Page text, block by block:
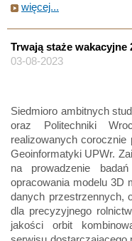
więcej...
Trwają staże wakacyjne
03-08-2023
Siedmioro ambitnych
oraz Politechniki
realizowanych corocznie
Geoinformatyki UPWr.
na prowadzenie
opracowania modelu 3D
danych przestrzennych,
dla precyzyjnego
jakości orbit